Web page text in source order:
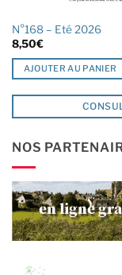
N°168 – Eté 2026
8,50€
AJOUTER AU PANIER
NOS